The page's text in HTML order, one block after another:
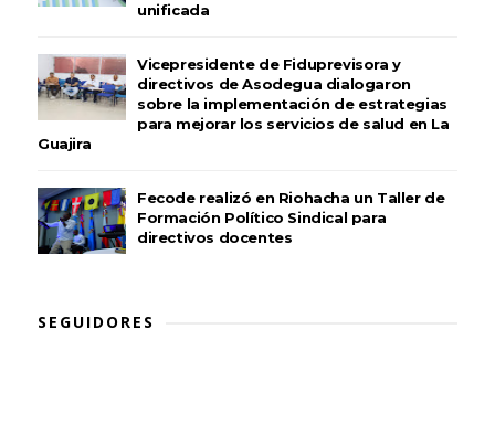
unificada
Vicepresidente de Fiduprevisora y
directivos de Asodegua dialogaron
sobre la implementación de estrategias
para mejorar los servicios de salud en La
Guajira
Fecode realizó en Riohacha un Taller de
Formación Político Sindical para
directivos docentes
SEGUIDORES